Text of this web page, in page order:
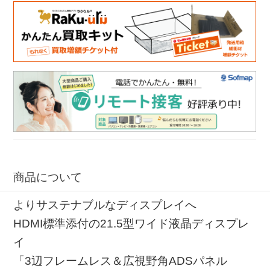
商品について
よりサステナブルなディスプレイへ
HDMI標準添付の21.5型ワイド液晶ディスプレ
イ
「3辺フレームレス＆広視野角ADSパネル